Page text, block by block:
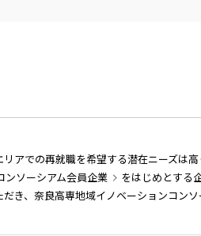
アでの再就職を希望する潜在ニーズは
ンソーシアム会員企業
をはじめとする
き、奈良高専地域イノベーションコン